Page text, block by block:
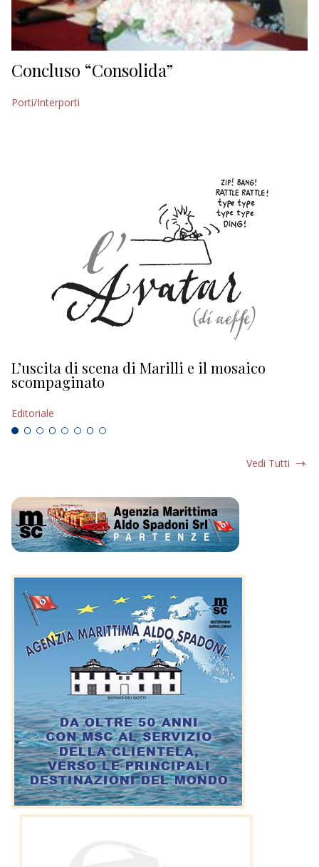
Concluso “Consolida”
Porti/Interporti
L’uscita di scena di Marilli e il mosaico
scompaginato
Editoriale
Vedi Tutti